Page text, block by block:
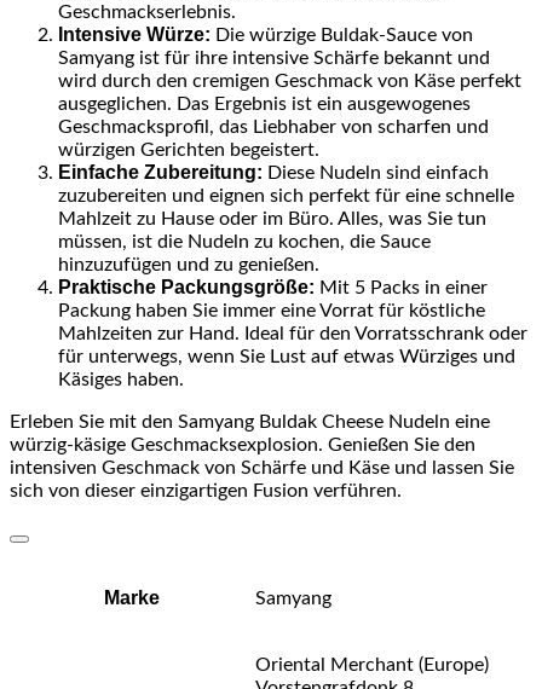
Geschmackserlebnis.
Intensive Würze: Die würzige Buldak-Sauce von
Samyang ist für ihre intensive Schärfe bekannt und
wird durch den cremigen Geschmack von Käse perfekt
ausgeglichen. Das Ergebnis ist ein ausgewogenes
Geschmacksprofil, das Liebhaber von scharfen und
würzigen Gerichten begeistert.
Einfache Zubereitung: Diese Nudeln sind einfach
zuzubereiten und eignen sich perfekt für eine schnelle
Mahlzeit zu Hause oder im Büro. Alles, was Sie tun
müssen, ist die Nudeln zu kochen, die Sauce
hinzuzufügen und zu genießen.
Praktische Packungsgröße: Mit 5 Packs in einer
Packung haben Sie immer eine Vorrat für köstliche
Mahlzeiten zur Hand. Ideal für den Vorratsschrank oder
für unterwegs, wenn Sie Lust auf etwas Würziges und
Käsiges haben.
Erleben Sie mit den Samyang Buldak Cheese Nudeln eine
würzig-käsige Geschmacksexplosion. Genießen Sie den
intensiven Geschmack von Schärfe und Käse und lassen Sie
sich von dieser einzigartigen Fusion verführen.
Marke Samyang
Oriental Merchant (Europe)